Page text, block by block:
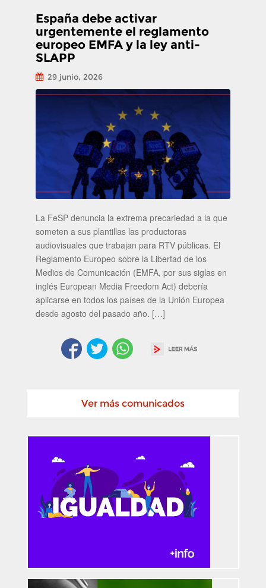
España debe activar
urgentemente el reglamento
europeo EMFA y la ley anti-
SLAPP
29 junio, 2026
La FeSP denuncia la extrema precariedad a la que
someten a sus plantillas las productoras
audiovisuales que trabajan para RTV públicas. El
Reglamento Europeo sobre la Libertad de los
Medios de Comunicación (EMFA, por sus siglas en
inglés European Media Freedom Act) debería
aplicarse en todos los países de la Unión Europea
desde agosto del pasado año. […]
Ver más comunicados